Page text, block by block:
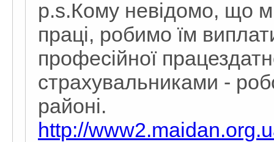
p.s.Кому невідомо, що
праці, робимо їм
професійної
страхувальниками -
районі.
http://